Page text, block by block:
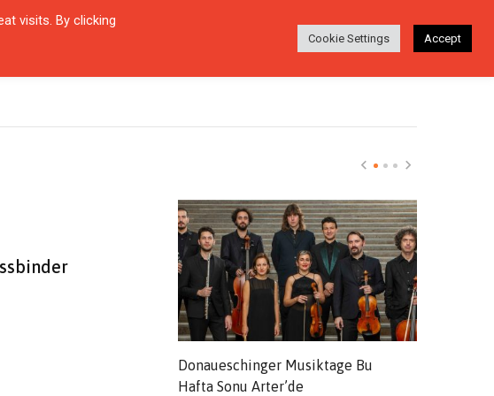
SÖYLEŞI Login Ara
Sanat Dünyasında
Donaueschinger Musiktage Bu
Hafta Sonu Arter’de
visits. By clicking
Cookie Settings Accept